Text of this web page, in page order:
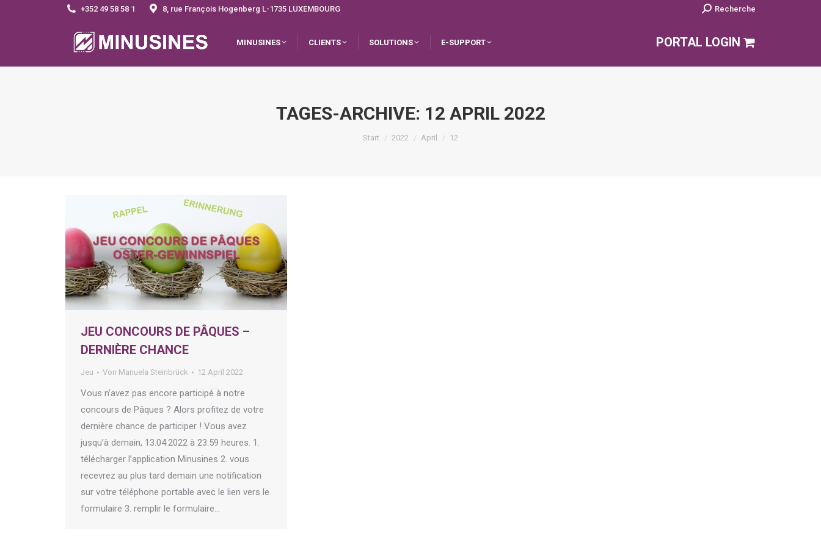
+352 49 58 58 1 8, rue François Hogenberg L-1735 LUXEMBOURG Search:Recherche
MINUSINES CLIENTS SOLUTIONS E-SUPPORT PORTAL LOGIN
TAGES-ARCHIVE: 12 APRIL 2022
Sie befinden sich hier:
Start 2022 April 12
JEU CONCOURS DE PÂQUES –
DERNIÈRE CHANCE
Jeu Von Manuela Steinbrück 12 April 2022
Vous n’avez pas encore participé à notre
concours de Pâques ? Alors profitez de votre
dernière chance de participer ! Vous avez
jusqu’à demain, 13.04.2022 à 23:59 heures. 1.
télécharger l’application Minusines 2. vous
recevrez au plus tard demain une notification
sur votre téléphone portable avec le lien vers le
formulaire 3. remplir le formulaire…